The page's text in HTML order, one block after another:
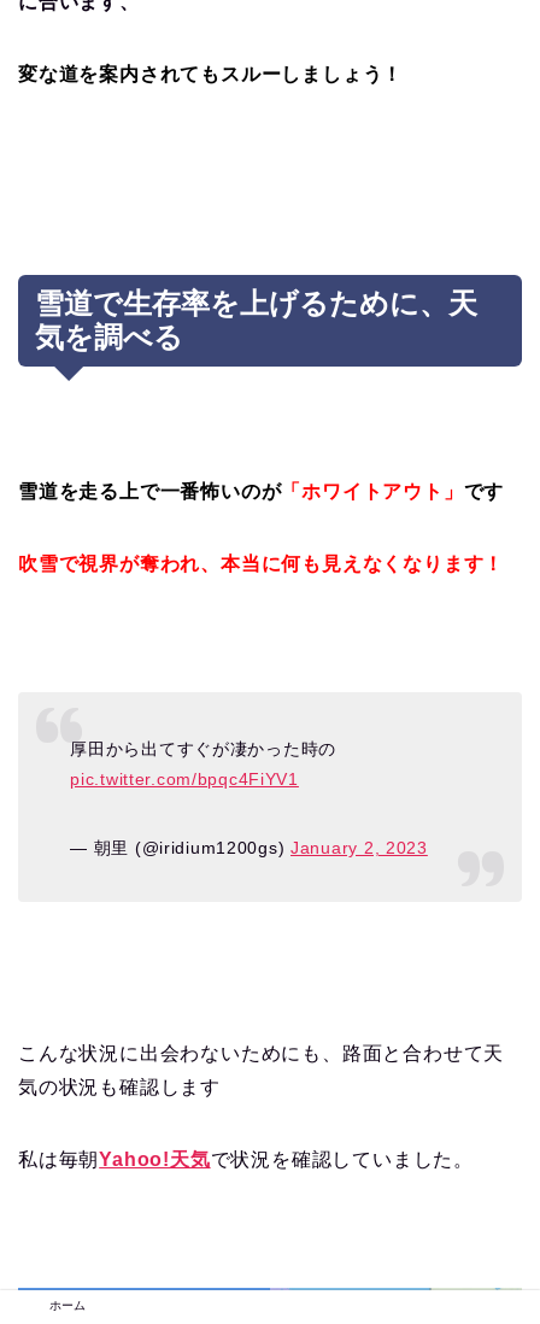
変な道を案内されてもスルーしましょう！
雪道で生存率を上げるために、天
気を調べる
雪道を走る上で一番怖いのが「ホワイトアウト」 です
吹雪で視界が奪われ、本当に何も見えなくなります！
厚田から出てすぐが凄かった時の
pic.twitter.com/bpqc4FiYV1
— 朝里 (@iridium1200gs)January 2, 2023
こんな状況に出会わないためにも、路面と合わせて天
気の状況も確認します
私は毎朝Yahoo!天気で状況を確認していました。
ホーム